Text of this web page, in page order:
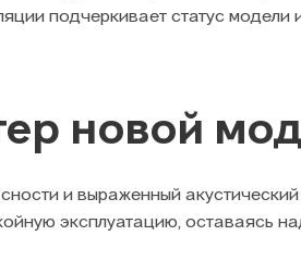
подчеркивает статус
новой
и выраженный
эксплуатацию, оставаясь